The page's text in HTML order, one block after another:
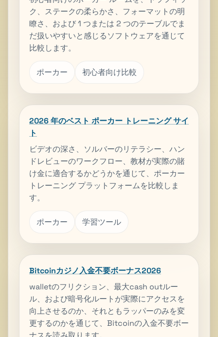
ク、ステークの柔らかさ、フォーマットの明
瞭さ、および 1 つまたは 2 つのテーブルでま
だ扱いやすいと感じるソフトウェアを通じて
比較します。
ポーカー 初心者向け比較
2026 年のベスト ポーカー トレーニング サイ
ト
ビデオの深さ、ソルバーのリテラシー、ハン
ドレビューのワークフロー、教材が実際の賭
け金に適合するかどうかを通じて、ポーカー
トレーニング プラットフォームを比較しま
す。
ポーカー 学習ツール
Bitcoinカジノ入金不要ボーナス2026
walletのフリクション、最大cash outルー
ル、および暗号化ルートが実際にアクセスを
向上させるのか、それともラッパーのみを変
更するのかを通じて、Bitcoinの入金不要ボー